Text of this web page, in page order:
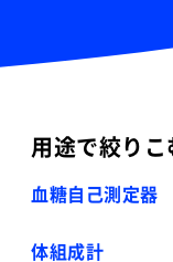
用途で絞りこ
血糖自己測定器
体組成計